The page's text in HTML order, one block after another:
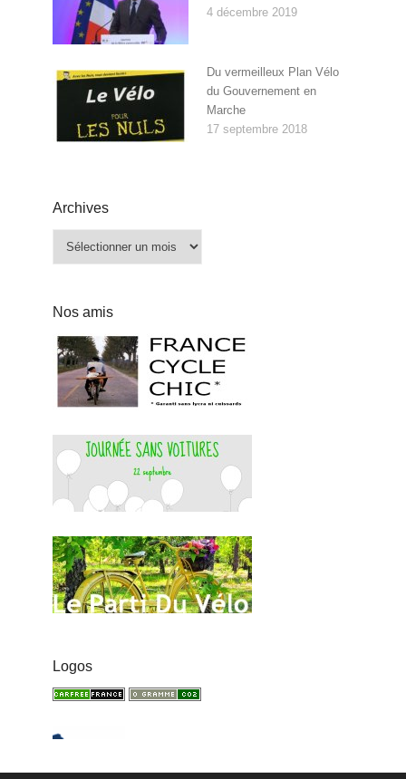
4 décembre 2019
Du vermeilleux Plan Vélo
du Gouvernement en
Marche
17 septembre 2018
Archives
Archives
Nos amis
Logos